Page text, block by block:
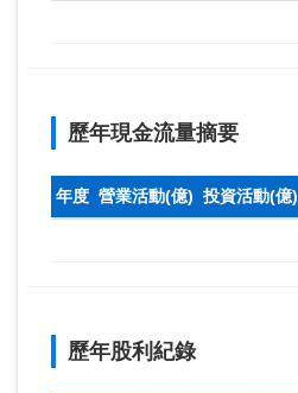
歷年現金流量摘要
年度 營業活動(億) 投資活動(億)
歷年股利紀錄